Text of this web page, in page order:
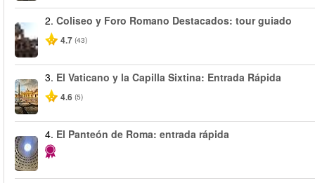
2. Coliseo y Foro Romano Destacados: tour guiado
4.7 (43)
3. El Vaticano y la Capilla Sixtina: Entrada Rápida
4.6 (5)
4. El Panteón de Roma: entrada rápida